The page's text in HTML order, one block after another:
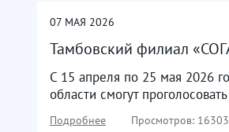
07 МАЯ 2026
Тамбовский филиал
С 15 апреля по 25 мая 2026
области смогут
Подробнее Просмотров: 16303